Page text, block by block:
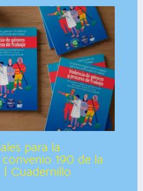
para la
190 de la
Cuadernillo